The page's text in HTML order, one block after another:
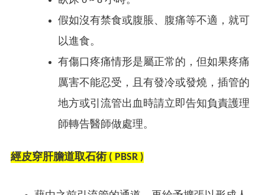
假如沒有禁食或腹脹、腹痛等不適，就可
以進食。
有傷口疼痛情形是屬正常的，但如果疼痛
厲害不能忍受，且有發冷或發燒，插管的
地方或引流管出血時請立即告知負責護理
師轉告醫師做處理。
經皮穿肝膽道取石術 ( PBSR )